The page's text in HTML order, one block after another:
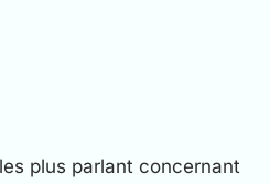
plus parlant concernant